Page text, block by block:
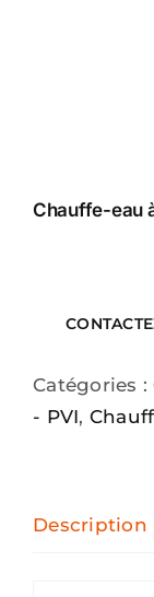
Chauffe-eau
Catégories :
- PVI,
Description